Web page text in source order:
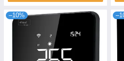
–10%